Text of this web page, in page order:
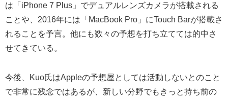
は「iPhone 7 Plus」でデュアルレンズカメラが搭載される
ことや、2016年には「MacBook Pro」にTouch Barが搭載さ
れることを予言。他にも数々の予想を打ち立てては的中さ
せてきている。
今後、Kuo氏はAppleの予想屋としては活動しないとのこと
で非常に残念ではあるが、新しい分野でもきっと持ち前の